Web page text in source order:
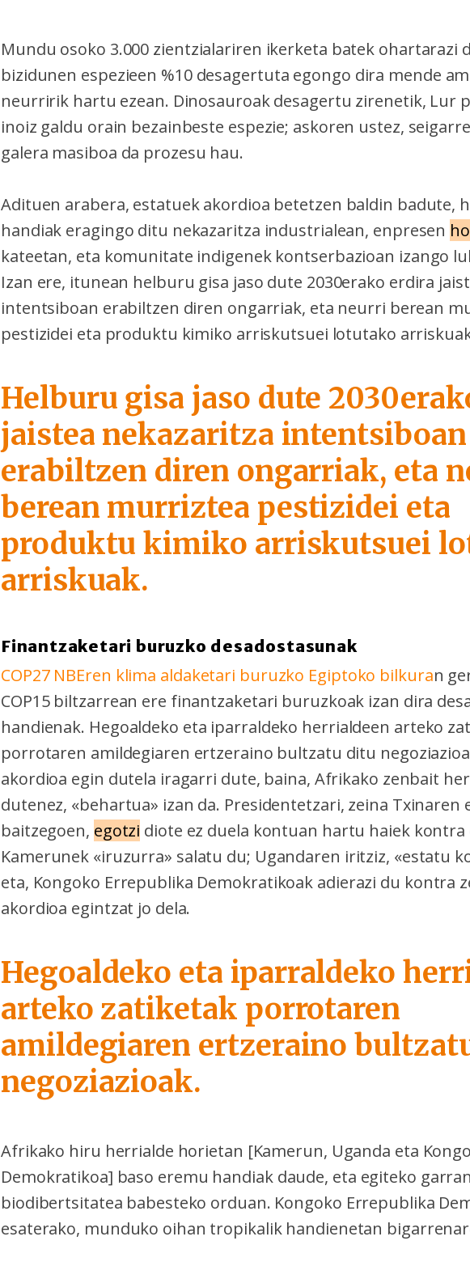
Mundu osoko 3.000 zientzialariren ikerketa batek ohartarazi
bizidunen espezieen %10 desagertuta egongo dira mende
neurririk hartu ezean. Dinosauroak desagertu zirenetik, Lur
inoiz galdu orain bezainbeste espezie; askoren ustez,
galera masiboa da prozesu hau.
Adituen arabera, estatuek akordioa betetzen baldin badute,
handiak eragingo ditu nekazaritza industrialean, enpresen
kateetan, eta komunitate indigenek kontserbazioan izango
Izan ere, itunean helburu gisa jaso dute 2030erako erdira
intentsiboan erabiltzen diren ongarriak, eta neurri berean
pestizidei eta produktu kimiko arriskutsuei lotutako
Helburu gisa jaso dute
jaistea nekazaritza intentsiboan
erabiltzen diren ongarriak, eta
berean murriztea pestizidei eta
produktu kimiko arriskutsuei
arriskuak.
Finantzaketari buruzko desadostasunak
COP27 NBEren klima aldaketari buruzko Egiptoko bilkuran
COP15 biltzarrean ere finantzaketari buruzkoak izan dira
handienak. Hegoaldeko eta iparraldeko herrialdeen arteko
porrotaren amildegiaren ertzeraino bultzatu ditu
akordioa egin dutela iragarri dute, baina, Afrikako zenbait
dutenez, «behartua» izan da. Presidentetzari, zeina Txinaren
baitzegoen, egotzi diote ez duela kontuan hartu haiek kontra
Kamerunek «iruzurra» salatu du; Ugandaren iritziz, «estatu
eta, Kongoko Errepublika Demokratikoak adierazi du kontra
akordioa egintzat jo dela.
Hegoaldeko eta iparraldeko
arteko zatiketak porrotaren
amildegiaren ertzeraino
negoziazioak.
Afrikako hiru herrialde horietan [Kamerun, Uganda eta
Demokratikoa] baso eremu handiak daude, eta egiteko
biodibertsitatea babesteko orduan. Kongoko Errepublika
esaterako, munduko oihan tropikalik handienetan